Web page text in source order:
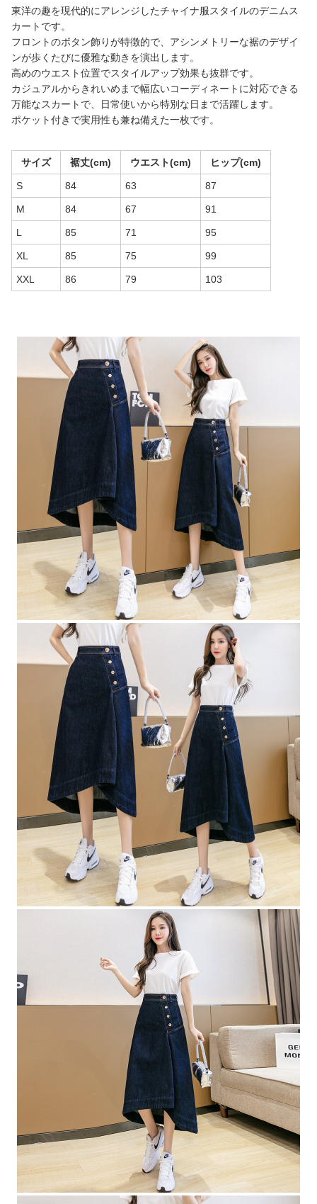
東洋の趣を現代的にアレンジしたチャイナ服スタイルのデニムス
カートです。
フロントのボタン飾りが特徴的で、アシンメトリーな裾のデザイ
ンが歩くたびに優雅な動きを演出します。
高めのウエスト位置でスタイルアップ効果も抜群です。
カジュアルからきれいめまで幅広いコーディネートに対応できる
万能なスカートで、日常使いから特別な日まで活躍します。
ポケット付きで実用性も兼ね備えた一枚です。
サイズ 裾丈(cm) ウエスト(cm) ヒップ(cm)
S 84 63 87
M 84 67 91
L 85 71 95
XL 85 75 99
XXL 86 79 103